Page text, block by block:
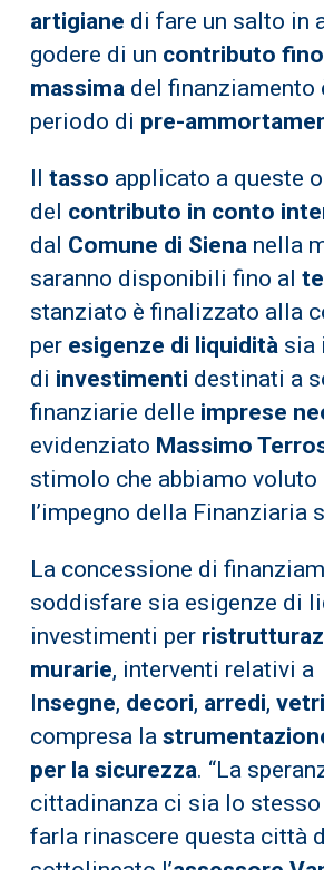
artigiane di fare un salto in
godere di un contributo
massima del finanziamento
periodo di pre-
Il tasso applicato a queste
del contributo in conto
dal Comune di Siena nella
saranno disponibili fino al
stanziato è finalizzato alla
per esigenze di liquidità sia
di investimenti destinati a
finanziarie delle imprese
evidenziato Massimo
stimolo che abbiamo
l’impegno della Finanziaria
La concessione di
soddisfare sia esigenze di
investimenti per
murarie, interventi relativi a
Insegne, decori, arredi,
compresa la
per la sicurezza. “La
cittadinanza ci sia lo
farla rinascere questa città